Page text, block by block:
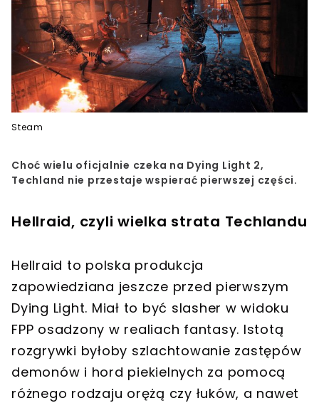
Steam
Choć wielu oficjalnie czeka na Dying Light 2,
Techland nie przestaje wspierać pierwszej części.
Hellraid, czyli wielka strata Techlandu
Hellraid to polska produkcja
zapowiedziana jeszcze przed pierwszym
Dying Light. Miał to być slasher w widoku
FPP osadzony w realiach fantasy. Istotą
rozgrywki byłoby szlachtowanie zastępów
demonów i hord piekielnych za pomocą
różnego rodzaju orężą czy łuków, a nawet